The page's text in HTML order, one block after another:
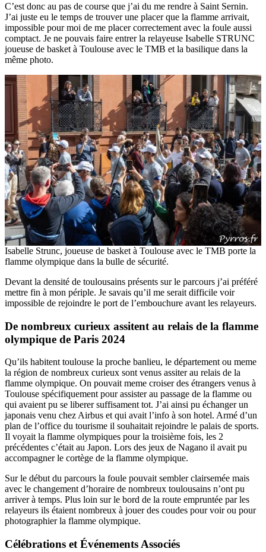
C’est donc au pas de course que j’ai du me rendre à Saint Sernin.
J’ai juste eu le temps de trouver une placer que la flamme arrivait,
impossible pour moi de me placer correctement avec la foule aussi
comptact. Je ne pouvais faire entrer la relayeuse Isabelle STRUNC
joueuse de basket à Toulouse avec le TMB et la basilique dans la
même photo.
Isabelle Strunc, joueuse de basket à Toulouse avec le TMB porte la
flamme olympique dans la bulle de sécurité.
Devant la densité de toulousains présents sur le parcours j’ai préféré
mettre fin à mon périple. Je savais qu’il me serait difficile voir
impossible de rejoindre le port de l’embouchure avant les relayeurs.
De nombreux curieux assitent au relais de la flamme
olympique de Paris 2024
Qu’ils habitent toulouse la proche banlieu, le département ou meme
la région de nombreux curieux sont venus assiter au relais de la
flamme olympique. On pouvait meme croiser des étrangers venus à
Toulouse spécifiquement pour assister au passage de la flamme ou
qui avaient pu se liberer suffisament tot. J’ai ainsi pu échanger un
japonais venu chez Airbus et qui avait l’info à son hotel. Armé d’un
plan de l’office du tourisme il souhaitait rejoindre le palais de sports.
Il voyait la flamme olympiques pour la troisième fois, les 2
précédentes c’était au Japon. Lors des jeux de Nagano il avait pu
accompagner le cortège de la flamme olympique.
Sur le début du parcours la foule pouvait sembler clairsemée mais
avec le changement d’horaire de nombreux toulousains n’ont pu
arriver à temps. Plus loin sur le bord de la route empruntée par les
relayeurs ils étaient nombreux à jouer des coudes pour voir ou pour
photographier la flamme olympique.
Célébrations et Événements Associés